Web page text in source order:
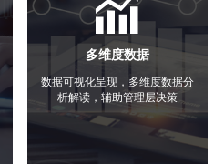
多维度数据
数据可视化呈现，多维度数据分
析解读，辅助管理层决策